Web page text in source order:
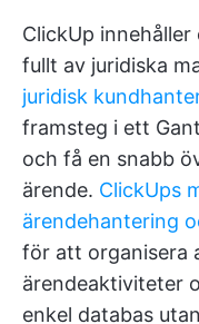
ClickUp
fullt av juridiska
juridisk
framsteg i ett
och få en snabb
ärende. ClickUps
ärendehantering
för att organisera
ärendeaktiviteter
enkel databas